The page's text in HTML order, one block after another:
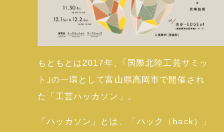
もともとは2017年、｢国際北陸工芸サミッ
ト｣の一環として富山県高岡市で開催され
た「工芸ハッカソン」。
「ハッカソン」とは、「ハック（hack）」